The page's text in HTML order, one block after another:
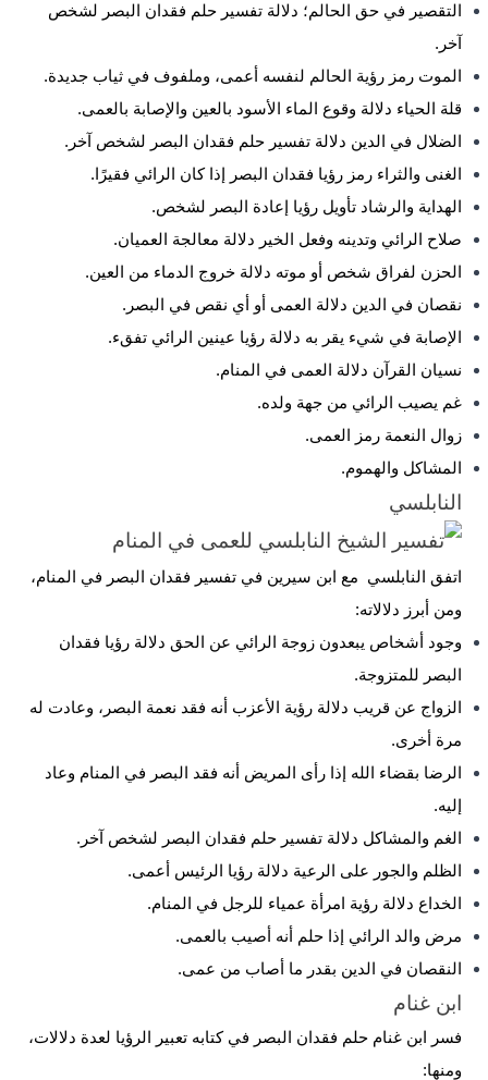
التقصير في حق الحالم؛ دلالة تفسير حلم فقدان البصر لشخص
آخر.
الموت رمز رؤية الحالم لنفسه أعمى، وملفوف في ثياب جديدة.
قلة الحياء دلالة وقوع
الماء الأسود بالعين والإصابة بالعمى.
الضلال في الدين دلالة تفسير حلم فقدان البصر لشخص آخر.
الغنى والثراء رمز رؤيا فقدان البصر إذا كان الرائي فقيرًا.
الهداية والرشاد تأويل رؤيا إعادة البصر لشخص.
صلاح الرائي وتدينه وفعل الخير دلالة معالجة العميان.
الحزن لفراق شخص أو موته دلالة خروج الدماء من العين.
نقصان في الدين دلالة العمى أو أي نقص في البصر.
الإصابة في شيء يقر به دلالة رؤيا عينين الرائي تفقء.
نسيان القرآن دلالة العمى في المنام.
غم يصيب الرائي من جهة ولده.
زوال النعمة رمز العمى.
المشاكل والهموم.
النابلسي
اتفق النابلسي مع ابن سيرين في تفسير فقدان البصر في المنام،
ومن أبرز دلالاته:
وجود أشخاص يبعدون زوجة الرائي عن الحق دلالة رؤيا فقدان
البصر للمتزوجة.
الزواج عن قريب دلالة رؤية الأعزب أنه فقد نعمة البصر، وعادت له
مرة أخرى.
الرضا بقضاء الله إذا رأى المريض أنه فقد البصر في المنام وعاد
إليه.
الغم والمشاكل دلالة تفسير حلم فقدان البصر لشخص آخر.
الظلم والجور على الرعية دلالة رؤيا الرئيس أعمى.
الخداع دلالة رؤية امرأة عمياء للرجل في المنام.
مرض والد الرائي إذا حلم أنه أصيب بالعمى.
النقصان في الدين بقدر ما أصاب من عمى.
ابن غنام
فسر ابن غنام حلم فقدان البصر في كتابه تعبير الرؤيا لعدة دلالات،
ومنها: